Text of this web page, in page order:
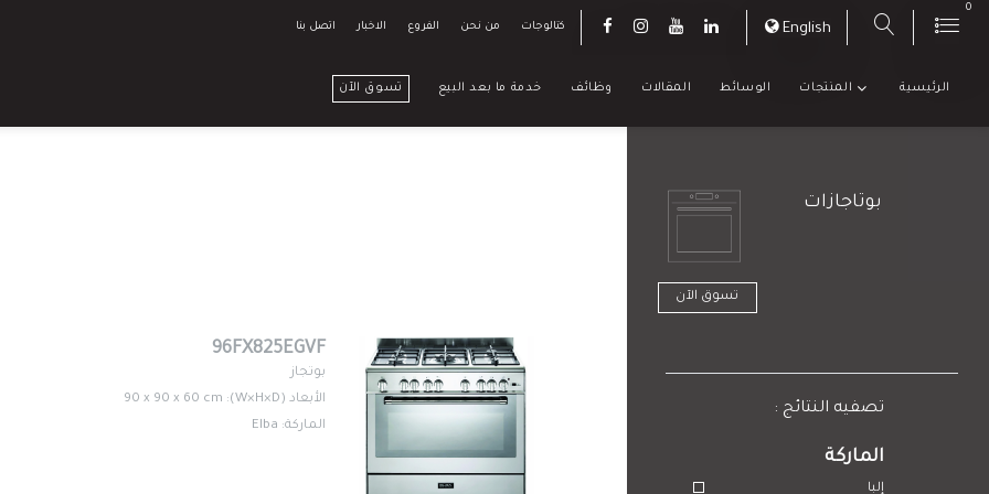
اتصل بنا الاخبار الفروع من نحن كتالوجات English
0
تسوق الآن خدمة ما بعد البيع وظائف المقالات الوسائط المنتجات الرئيسية
بوتاجازات
تسوق الآن
: تصفيه النتائج
الماركة
إلبا
96FX825EGVF
بوتجاز
الأبعاد (W×H×D): 90 x 90 x 60 cm
الماركة: Elba